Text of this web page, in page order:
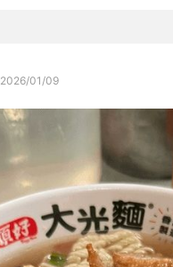
2026/01/09